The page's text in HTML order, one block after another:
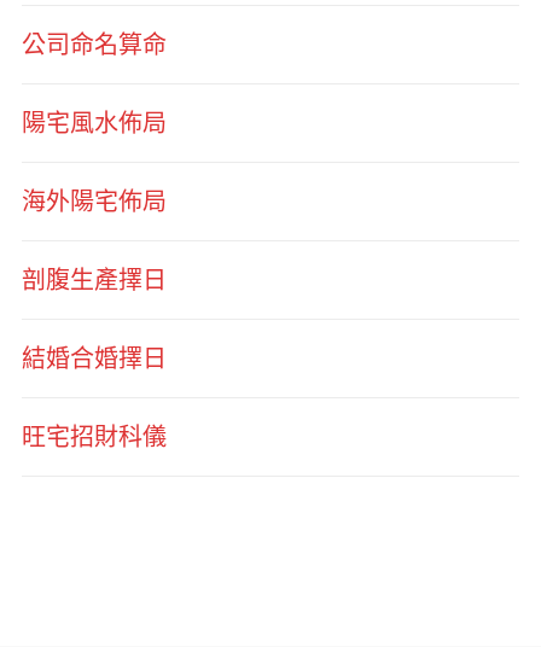
公司命名算命
陽宅風水佈局
海外陽宅佈局
剖腹生產擇日
結婚合婚擇日
旺宅招財科儀